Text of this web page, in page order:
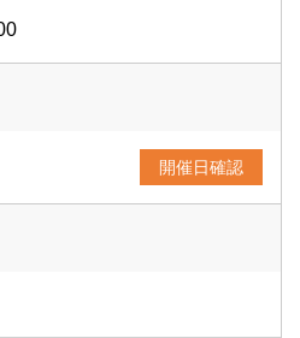
開催日確認